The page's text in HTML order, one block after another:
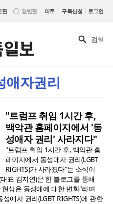
판 일반판 미주 구독신청 | 로그인
애자권리
"트럼프 취임 1시간 후,
백악관 홈페이지에서 '동
성애자 권리' 사라지다"
"트럼프 취임 1시간 후, 백악관 홈
페이지에서 동성애자 권리(LGBT
RIGHTS)가 사라졌다"는 소식이
표 김지연)은 한 블로그를 통해
상은 동성애에 대한 변화"라며
애자 권리(LGBT RIGHTS)에 관한